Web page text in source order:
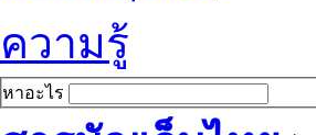
ความรู้
หาอะไร